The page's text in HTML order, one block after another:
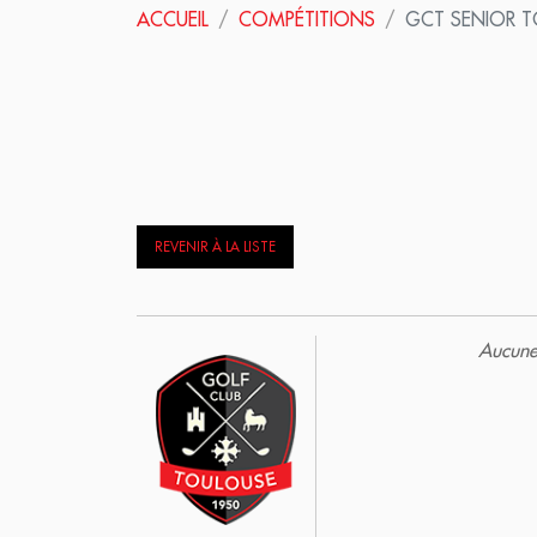
ACCUEIL COMPÉTITIONS GCT SENIOR
REVENIR À LA LISTE